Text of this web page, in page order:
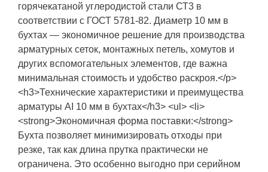
горячекатаной углеродистой стали СТ3 в
соответствии с ГОСТ 5781-82. Диаметр 10 мм в
бухтах — экономичное решение для производства
арматурных сеток, монтажных петель, хомутов и
других вспомогательных элементов, где важна
минимальная стоимость и удобство раскроя.</p>
<h3>Технические характеристики и преимущества
арматуры АI 10 мм в бухтах</h3> <ul> <li>
<strong>Экономичная форма поставки:</strong>
Бухта позволяет минимизировать отходы при
резке, так как длина прутка практически не
ограничена. Это особенно выгодно при серийном